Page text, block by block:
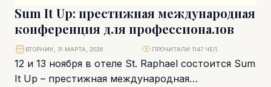
Sum It Up: престижная международная
конференция для профессионалов
12 и 13 ноября в отеле St. Raphael состоится Sum
It Up – престижная международная
ВТОРНИК, 31 МАРТА, 2026 ПРОЧИТАЛИ 1147 ЧЕЛ.